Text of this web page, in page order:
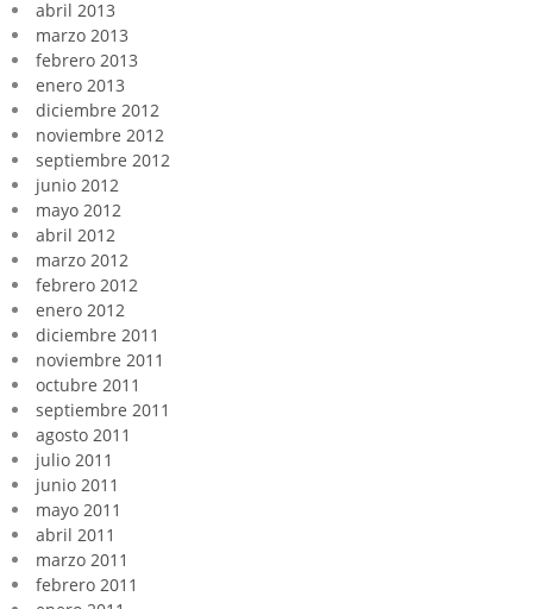
abril 2013
marzo 2013
febrero 2013
enero 2013
diciembre 2012
noviembre 2012
septiembre 2012
junio 2012
mayo 2012
abril 2012
marzo 2012
febrero 2012
enero 2012
diciembre 2011
noviembre 2011
octubre 2011
septiembre 2011
agosto 2011
julio 2011
junio 2011
mayo 2011
abril 2011
marzo 2011
febrero 2011